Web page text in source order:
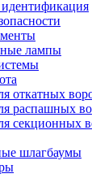
идентификация
лампы
откатных
распашных
секционных
шлагбаумы